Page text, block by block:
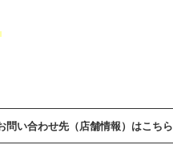
問い合わせ先（店舗情報）はこちら